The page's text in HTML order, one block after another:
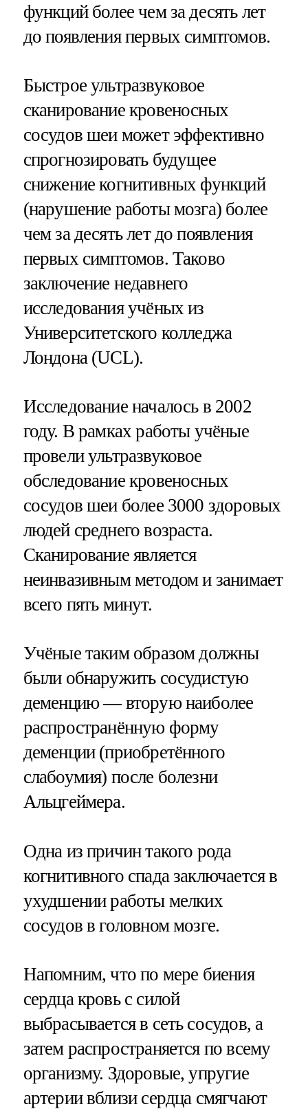
функций более чем за десять лет
до появления первых симптомов.
Быстрое ультразвуковое
сканирование кровеносных
сосудов шеи может эффективно
спрогнозировать будущее
снижение когнитивных функций
(нарушение работы мозга) более
чем за десять лет до появления
первых симптомов. Таково
заключение недавнего
исследования учёных из
Университетского колледжа
Лондона (UCL).
Исследование началось в 2002
году. В рамках работы учёные
провели ультразвуковое
обследование кровеносных
сосудов шеи более 3000 здоровых
людей среднего возраста.
Сканирование является
неинвазивным методом и занимает
всего пять минут.
Учёные таким образом должны
были обнаружить сосудистую
деменцию — вторую наиболее
распространённую форму
деменции (приобретённого
слабоумия) после болезни
Альцгеймера.
Одна из причин такого рода
когнитивного спада заключается в
ухудшении работы мелких
сосудов в головном мозге.
Напомним, что по мере биения
сердца кровь с силой
выбрасывается в сеть сосудов, а
затем распространяется по всему
организму. Здоровые, упругие
артерии вблизи сердца смягчают